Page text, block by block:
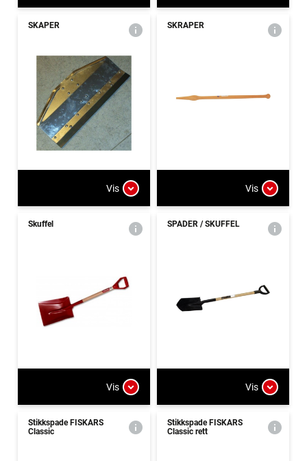
SKAPER
Vis
SKRAPER
Vis
Skuffel
Vis
SPADER / SKUFFEL
Vis
Stikkspade FISKARS
Classic
Stikkspade FISKARS
Classic rett